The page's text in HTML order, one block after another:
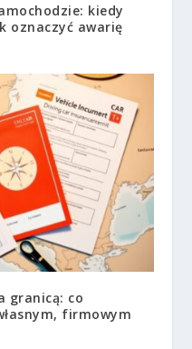
kiedy
oznaczyć awarię
granicą: co
firmowym